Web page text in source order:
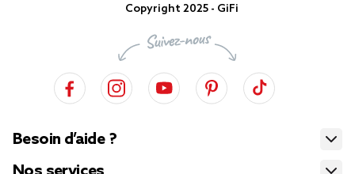
Copyright 2025 - GiFi
Besoin d’aide ?